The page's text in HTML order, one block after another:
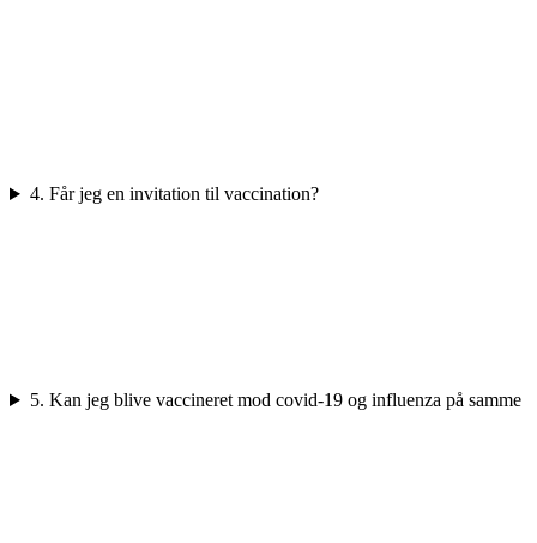
4. Får jeg en invitation til vaccination?
5. Kan jeg blive vaccineret mod covid-19 og influenza på samme